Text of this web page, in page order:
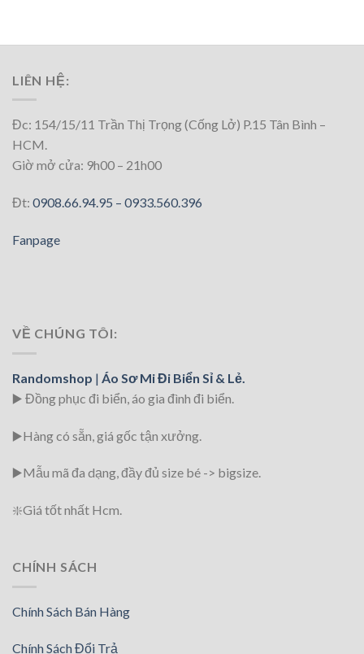
LIÊN HỆ:
Đc: 154/15/11 Trần Thị Trọng (Cống Lở) P.15 Tân Bình –
HCM.
Giờ mở cửa: 9h00 – 21h00
Đt: 0908.66.94.95 – 0933.560.396
Fanpage
VỀ CHÚNG TÔI:
Randomshop | Áo Sơ Mi Đi Biển Sỉ & Lẻ.
▶️ Đồng phục đi biển, áo gia đình đi biển.
▶️Hàng có sẵn, giá gốc tận xưởng.
▶️Mẫu mã đa dạng, đầy đủ size bé -> bigsize.
❇️Giá tốt nhất Hcm.
CHÍNH SÁCH
Chính Sách Bán Hàng
Chính Sách Đổi Trả